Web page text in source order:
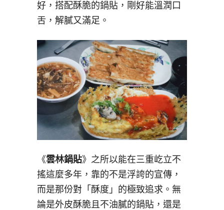
好，搭配酥脆的鍋貼，剛好能溫潤口
舌，解膩又滿足。
《雲林鍋貼》之所以能在三重屹立不
搖這麼多年，靠的不是浮誇的宣傳，
而是那份對「酥度」的極致追求。無
論是外皮酥脆且不油膩的鍋貼，還是